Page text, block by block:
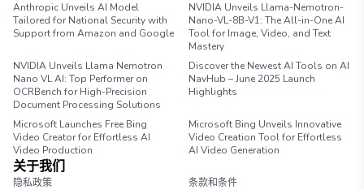
Anthropic Unveils AI Model
Tailored for National Security with
Support from Amazon and Google
NVIDIA Unveils Llama-Nemotron-
Nano-VL-8B-V1: The All-in-One AI
Tool for Image, Video, and Text
Mastery
NVIDIA Unveils Llama Nemotron
Nano VL AI: Top Performer on
OCRBench for High-Precision
Document Processing Solutions
Discover the Newest AI Tools on AI
NavHub – June 2025 Launch
Highlights
Microsoft Launches Free Bing
Video Creator for Effortless AI
Video Production
Microsoft Bing Unveils Innovative
Video Creation Tool for Effortless
AI Video Generation
关于我们
隐私政策 条款和条件